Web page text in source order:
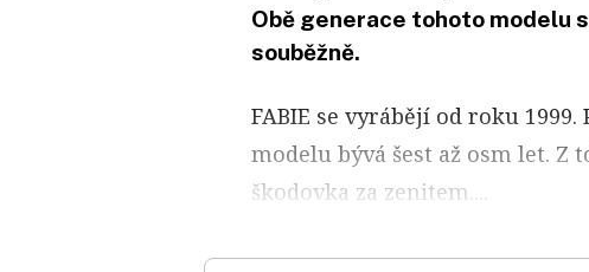
Obě generace tohoto modelu
souběžně.
FABIE se vyrábějí od roku
modelu bývá šest až osm let.
škodovka za zenitem....